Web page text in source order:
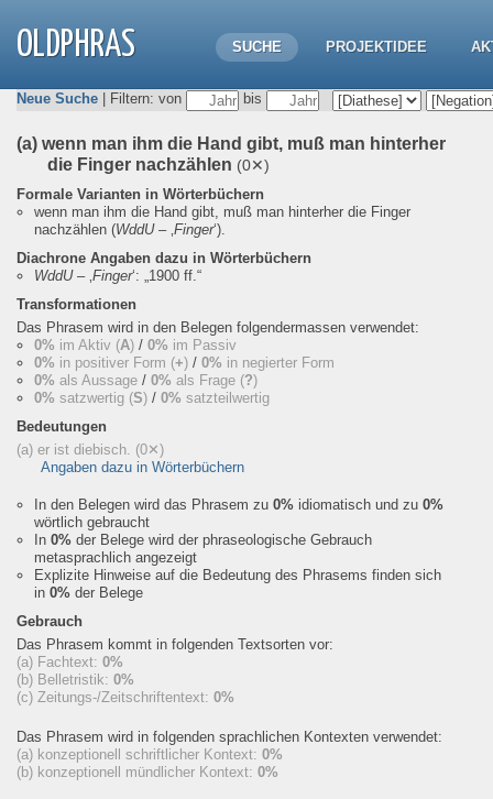
OLDPHRAS SUCHE PROJEKTIDEE
Neue Suche | Filtern: von bis
(a) wenn man ihm die Hand gibt, muß man hinterher
die Finger nachzählen (0✕)
Formale Varianten in Wörterbüchern
wenn man ihm die Hand gibt, muß man hinterher die Finger
nachzählen (WddU– ‚Finger‘).
Diachrone Angaben dazu in Wörterbüchern
WddU– ‚Finger‘: „1900 ff.“
Transformationen
Das Phrasem wird in den Belegen folgendermassen verwendet:
0% im Aktiv (A) / 0% im Passiv
0% in positiver Form (+) / 0% in negierter Form
0% als Aussage / 0% als Frage (?)
0% satzwertig (S) / 0% satzteilwertig
Bedeutungen
(a) er ist diebisch. (0✕)
Angaben dazu in Wörterbüchern
In den Belegen wird das Phrasem zu 0% idiomatisch und zu 0%
wörtlich gebraucht
In 0% der Belege wird der phraseologische Gebrauch
metasprachlich angezeigt
Explizite Hinweise auf die Bedeutung des Phrasems finden sich
in 0% der Belege
Gebrauch
Das Phrasem kommt in folgenden Textsorten vor:
(a) Fachtext: 0%
(b) Belletristik: 0%
(c) Zeitungs-/Zeitschriftentext: 0%
Das Phrasem wird in folgenden sprachlichen Kontexten verwendet:
(a) konzeptionell schriftlicher Kontext: 0%
(b) konzeptionell mündlicher Kontext: 0%